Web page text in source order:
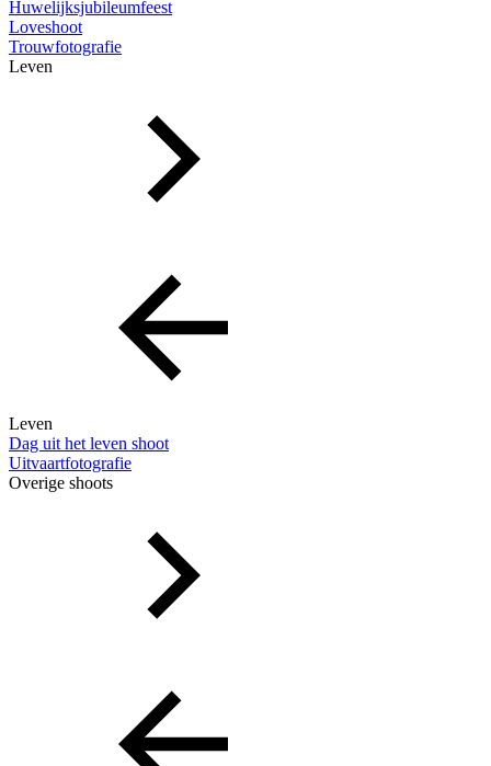
Huwelijksjubileumfeest
Loveshoot
Trouwfotografie
Leven
Leven
Dag uit het leven shoot
Uitvaartfotografie
Overige shoots